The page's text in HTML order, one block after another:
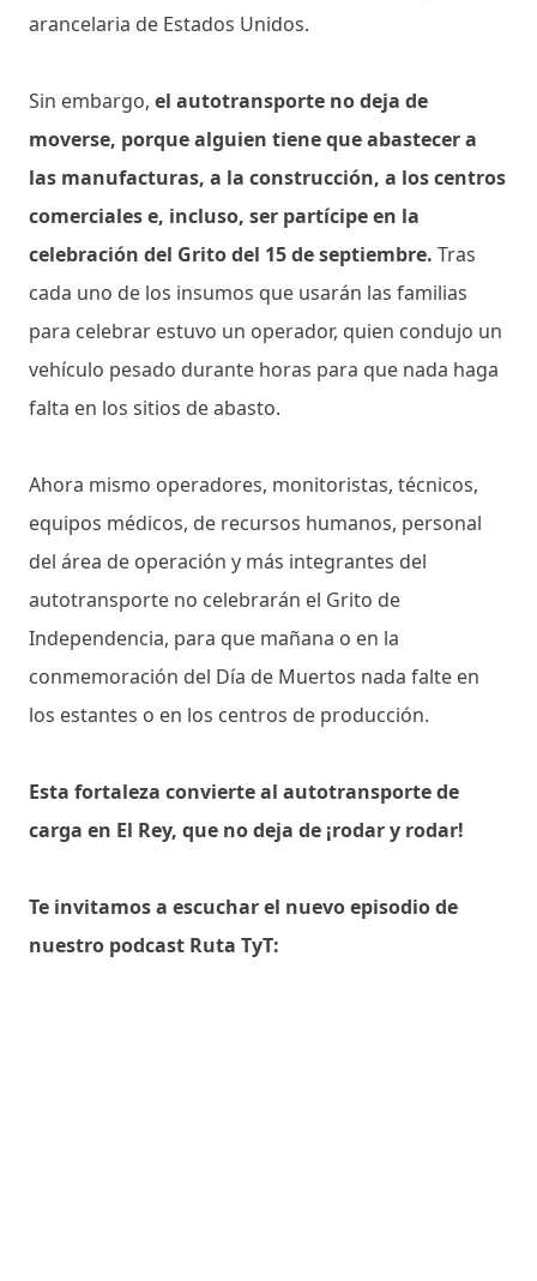
arancelaria de Estados Unidos.
Sin embargo, el autotransporte no deja de
moverse, porque alguien tiene que abastecer a
las manufacturas, a la construcción, a los centros
comerciales e, incluso, ser partícipe en la
celebración del Grito del 15 de septiembre. Tras
cada uno de los insumos que usarán las familias
para celebrar estuvo un operador, quien condujo un
vehículo pesado durante horas para que nada haga
falta en los sitios de abasto.
Ahora mismo operadores, monitoristas, técnicos,
equipos médicos, de recursos humanos, personal
del área de operación y más integrantes del
autotransporte no celebrarán el Grito de
Independencia, para que mañana o en la
conmemoración del Día de Muertos nada falte en
los estantes o en los centros de producción.
Esta fortaleza convierte al autotransporte de
carga en El Rey, que no deja de ¡rodar y rodar!
Te invitamos a escuchar el nuevo episodio de
nuestro podcast Ruta TyT: